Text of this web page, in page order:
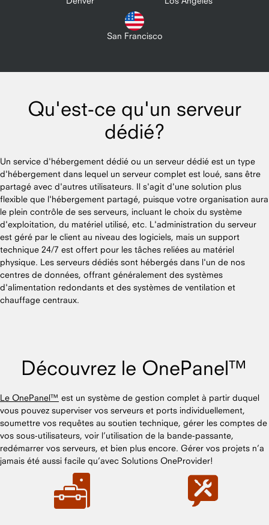
San Francisco
Qu'est-ce qu'un serveur
dédié?
Un service d'hébergement dédié ou un serveur dédié est un type
d'hébergement dans lequel un serveur complet est loué, sans être
partagé avec d'autres utilisateurs. Il s'agit d'une solution plus
flexible que l'hébergement partagé, puisque votre organisation aura
le plein contrôle de ses serveurs, incluant le choix du système
d'exploitation, du matériel utilisé, etc. L'administration du serveur
est géré par le client au niveau des logiciels, mais un support
technique 24/7 est offert pour les tâches reliées au matériel
physique. Les serveurs dédiés sont hébergés dans l'un de nos
centres de données, offrant généralement des systèmes
d'alimentation redondants et des systèmes de ventilation et
chauffage centraux.
Découvrez le OnePanel™
Le OnePanel™ est un système de gestion complet à partir duquel
vous pouvez superviser vos serveurs et ports individuellement,
soumettre vos requêtes au soutien technique, gérer les comptes de
vos sous-utilisateurs, voir l’utilisation de la bande-passante,
redémarrer vos serveurs, et bien plus encore. Gérer vos projets n’a
jamais été aussi facile qu’avec Solutions OneProvider!